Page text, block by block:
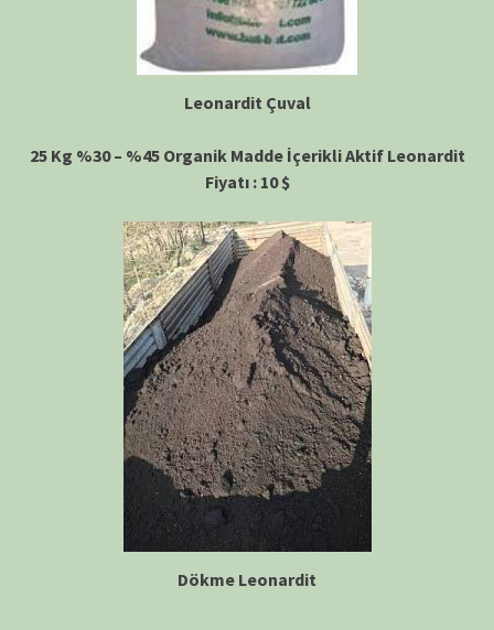
Leonardit Çuval
25 Kg %30 – %45 Organik Madde İçerikli Aktif Leonardit
Fiyatı : 10 $
Dökme Leonardit